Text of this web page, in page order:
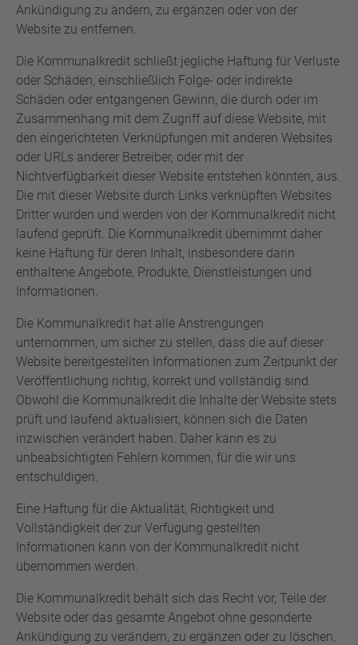
Ankündigung zu ändern, zu ergänzen oder von der
Website zu entfernen.
Die Kommunalkredit schließt jegliche Haftung für Verluste
oder Schäden, einschließlich Folge- oder indirekte
Schäden oder entgangenen Gewinn, die durch oder im
Zusammenhang mit dem Zugriff auf diese Website, mit
den eingerichteten Verknüpfungen mit anderen Websites
oder URLs anderer Betreiber, oder mit der
Nichtverfügbarkeit dieser Website entstehen könnten, aus.
Die mit dieser Website durch Links verknüpften Websites
Dritter wurden und werden von der Kommunalkredit nicht
laufend geprüft. Die Kommunalkredit übernimmt daher
keine Haftung für deren Inhalt, insbesondere darin
enthaltene Angebote, Produkte, Dienstleistungen und
Informationen.
Die Kommunalkredit hat alle Anstrengungen
unternommen, um sicher zu stellen, dass die auf dieser
Website bereitgestellten Informationen zum Zeitpunkt der
Veröffentlichung richtig, korrekt und vollständig sind.
Obwohl die Kommunalkredit die Inhalte der Website stets
prüft und laufend aktualisiert, können sich die Daten
inzwischen verändert haben. Daher kann es zu
unbeabsichtigten Fehlern kommen, für die wir uns
entschuldigen.
Eine Haftung für die Aktualität, Richtigkeit und
Vollständigkeit der zur Verfügung gestellten
Informationen kann von der Kommunalkredit nicht
übernommen werden.
Die Kommunalkredit behält sich das Recht vor, Teile der
Website oder das gesamte Angebot ohne gesonderte
Ankündigung zu verändern, zu ergänzen oder zu löschen.